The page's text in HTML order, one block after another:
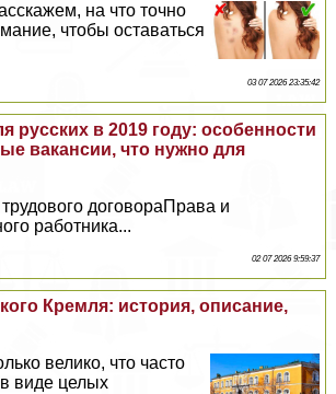
на что точно
чтобы оставаться
03 07 2026 23:35:42
русских в 2019 году: особенности
вакансии, что нужно для
договораПрава и
работника...
02 07 2026 9:59:37
Кремля: история, описание,
велико, что часто
виде целых